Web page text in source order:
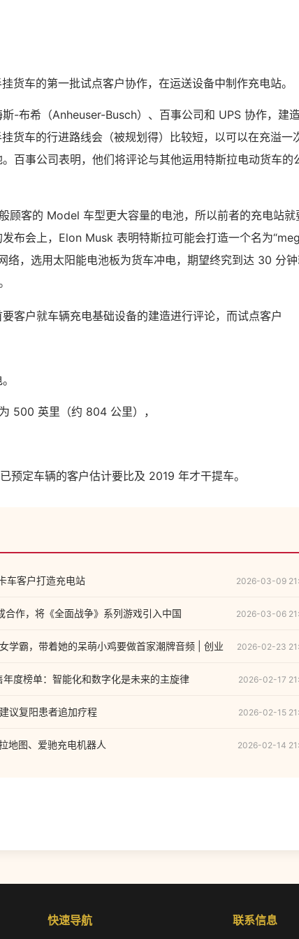
货车的第一批试点客户协作，在运送设备中制作充电站。
-布希（Anheuser-Busch）、百事公司和 UPS 协作，建
货车的行进路线会（被规划得）比较短，以可以在充溢一
百事公司表明，他们将评论与其他运用特斯拉电动货车的
顾客的 Model 车型更大容量的电池，所以前者的充电站就
布会上，Elon Musk 表明特斯拉可能会打造一个名为
络，选用太阳能电池板为货车冲电，期望终究到达 30 分
客户就车辆充电基础设备的建造进行评论，而试点客户
500 英里（约 804 公里），
预定车辆的客户估计要比及 2019 年才干提车。
车客户打造充电站 2026-03-09
作，将《全面战争》系列游戏引入中国 2026-03-06
学霸，带着她的呆萌小鸡要做首家潮牌音频 | 创业 2026-02-23
度榜单：智能化和数字化是未来的主旋律 2026-02-17
议复阳患者追加疗程 2026-02-15
地图、爱驰充电机器人 2026-02-14
快速导航 联系信息